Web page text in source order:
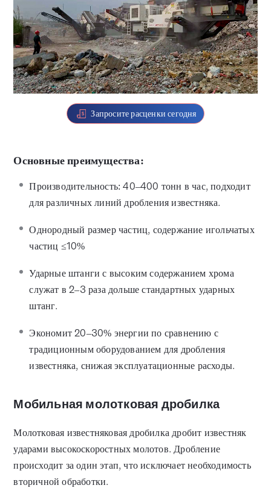
Запросите расценки сегодня
Основные преимущества:
Производительность: 40–400 тонн в час, подходит
для различных линий дробления известняка.
Однородный размер частиц, содержание игольчатых
частиц ≤10%
Ударные штанги с высоким содержанием хрома
служат в 2–3 раза дольше стандартных ударных
штанг.
Экономит 20–30% энергии по сравнению с
традиционным оборудованием для дробления
известняка, снижая эксплуатационные расходы.
Мобильная молотковая дробилка
Молотковая известняковая дробилка дробит известняк
ударами высокоскоростных молотов. Дробление
происходит за один этап, что исключает необходимость
вторичной обработки.